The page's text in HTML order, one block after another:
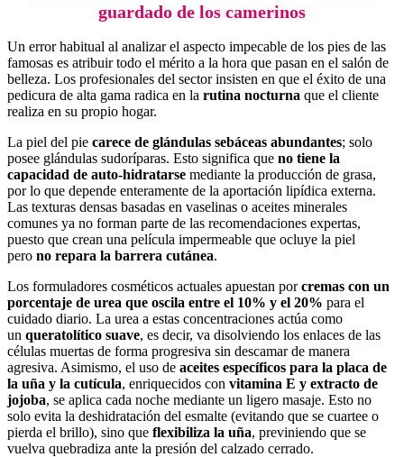
guardado de los camerinos
Un error habitual al analizar el aspecto impecable de los pies de las
famosas es atribuir todo el mérito a la hora que pasan en el salón de
belleza. Los profesionales del sector insisten en que el éxito de una
pedicura de alta gama radica en la rutina nocturna que el cliente
realiza en su propio hogar.
La piel del pie carece de glándulas sebáceas abundantes; solo
posee glándulas sudoríparas. Esto significa que no tiene la
capacidad de auto-hidratarse mediante la producción de grasa,
por lo que depende enteramente de la aportación lipídica externa.
Las texturas densas basadas en vaselinas o aceites minerales
comunes ya no forman parte de las recomendaciones expertas,
puesto que crean una película impermeable que ocluye la piel
pero no repara la barrera cutánea.
Los formuladores cosméticos actuales apuestan porcremas con un
porcentaje de urea que oscila entre el 10% y el 20% para el
cuidado diario. La urea a estas concentraciones actúa como
un queratolítico suave, es decir, va disolviendo los enlaces de las
células muertas de forma progresiva sin descamar de manera
agresiva. Asimismo, el uso de aceites específicos para la placa de
la uña y la cutícula, enriquecidos con vitamina E y extracto de
jojoba, se aplica cada noche mediante un ligero masaje. Esto no
solo evita la deshidratación del esmalte (evitando que se cuartee o
pierda el brillo), sino que flexibiliza la uña, previniendo que se
vuelva quebradiza ante la presión del calzado cerrado.